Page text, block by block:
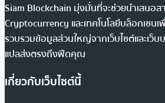
Siam Blockchain มุ่งมั่นที่จะช่วยนำเสนอส
Cryptocurrency และเทคโนโลยีบล็อกเชนเ
รวบรวมข้อมูลส่วนใหญ่จากเว็บไซต์และเว็บ
แปลส่งตรงถึงฟีดคุณ
เกี่ยวกับเว็บไซต์นี้